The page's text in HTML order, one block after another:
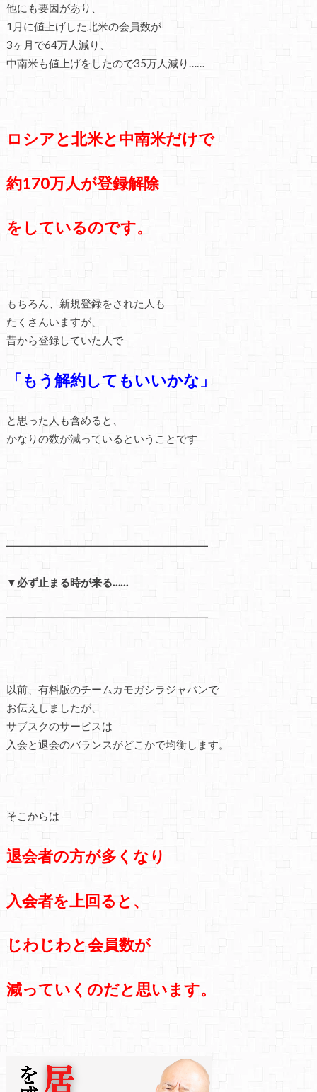
他にも要因があり、
1月に値上げした北米の会員数が
3ヶ月で64万人減り、
中南米も値上げをしたので35万人減り……
ロシアと北米と中南米だけで
約170万人が登録解除
をしているのです。
もちろん、新規登録をされた人も
たくさんいますが、
昔から登録していた人で
「もう解約してもいいかな」
と思った人も含めると、
かなりの数が減っているということです
━━━━━━━━━━━━━━━━━━━
▼必ず止まる時が来る……
━━━━━━━━━━━━━━━━━━━
以前、有料版のチームカモガシラジャパンで
お伝えしましたが、
サブスクのサービスは
入会と退会のバランスがどこかで均衡します。
そこからは
退会者の方が多くなり
入会者を上回ると、
じわじわと会員数が
減っていくのだと思います。